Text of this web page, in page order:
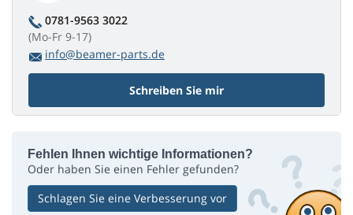
0781-9563 3022
(Mo-Fr 9-17)
info@beamer-parts.de
Schreiben Sie mir
Fehlen Ihnen wichtige Informationen?
Oder haben Sie einen Fehler gefunden?
Schlagen Sie eine Verbesserung vor